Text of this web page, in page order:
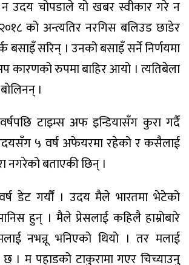
न उदय चोपडाले यो खबर स्वीकार गरे न
को अन्त्यतिर नरगिस बलिउड छाडेर
बसाइँ सरिन् । उनको बसाइँ सर्ने निर्णयमा
कारणको रुपमा बाहिर आयो । त्यतिबेला
।
टाइम्स अफ इन्डियासँग कुरा गर्दै
५ वर्ष अफेयरमा रहेको र कसैलाई
नगरेको बताएकी छिन् ।
डेट गर्यौं । उदय मैले भारतमा भेटेको
हुन् । मैले प्रेसलाई कहिलै हाम्रोबारे
नभन्नू भनिएको थियो । तर मलाई
। म पहाडको टाकुरामा गएर चिच्याउनु